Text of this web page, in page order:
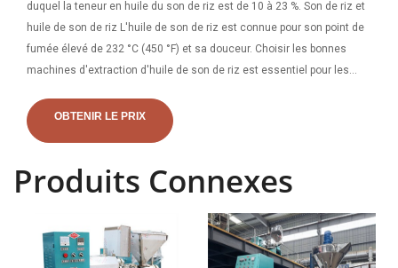
duquel la teneur en huile du son de riz est de 10 à 23 %. Son de riz et
huile de son de riz L'huile de son de riz est connue pour son point de
fumée élevé de 232 °C (450 °F) et sa douceur. Choisir les bonnes
machines d'extraction d'huile de son de riz est essentiel pour les
des principaux fabricants de machines de traitement de l'huile et
propose des services à guichet unique pour aider les clients à créer
OBTENIR LE PRIX
Produits Connexes